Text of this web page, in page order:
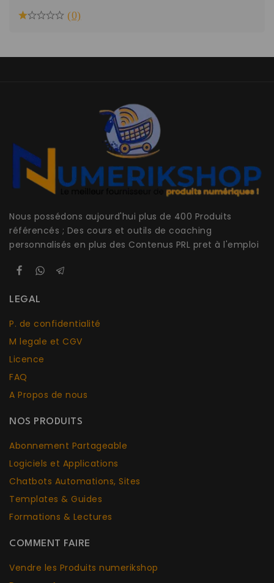
(0)
Nous possédons aujourd'hui plus de 400 Produits
référencés ; Des cours et outils de coaching
personnalisés en plus des Contenus PRL pret à l'emploi
LEGAL
P. de confidentialité
M legale et CGV
Licence
FAQ
A Propos de nous
NOS PRODUITS
Abonnement Partageable
Logiciels et Applications
Chatbots Automations, Sites
Templates & Guides
Formations & Lectures
COMMENT FAIRE
Vendre les Produits numerikshop